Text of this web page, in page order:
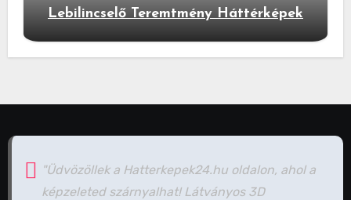
Lebilincselő Teremtmény Háttérképek
"Üdvözöllek a Hatterkepek24.hu oldalon, ahol a
képzeleted szárnyalhat! Látványos 3D